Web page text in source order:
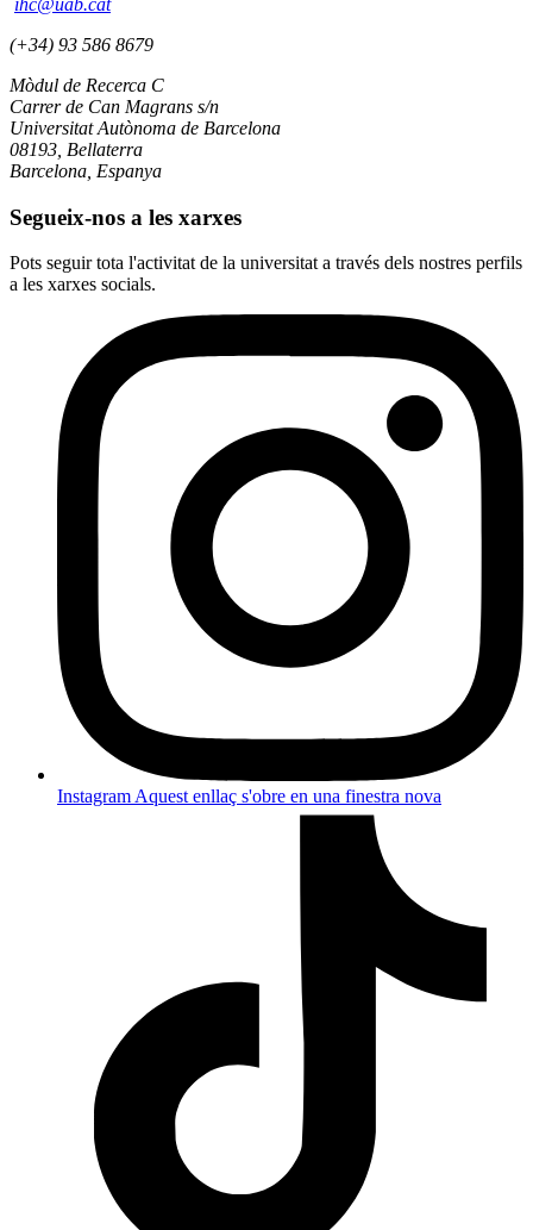
ihc@uab.cat
(+34) 93 586 8679
Mòdul de Recerca C
Carrer de Can Magrans s/n
Universitat Autònoma de Barcelona
08193, Bellaterra
Barcelona, Espanya
Segueix-nos a les xarxes
Pots seguir tota l'activitat de la universitat a través dels nostres perfils
a les xarxes socials.
InstagramAquest enllaç s'obre en una finestra nova